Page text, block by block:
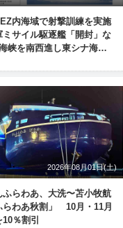
内海域で射撃訓練を実施
ミサイル駆逐艦「開封」な
峡を南西進し東シナ海
2026年08月01日(土)
ふらわあ、大洗〜苫小牧航
らわあ秋割」 10月・11月
％割引